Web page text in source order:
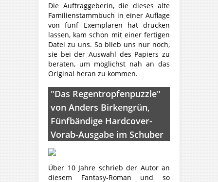
Die Auftraggeberin, die dieses alte
Familienstammbuch in einer Auflage
von fünf Exemplaren hat drucken
lassen, kam schon mit einer fertigen
Datei zu uns. So blieb uns nur noch,
sie bei der Auswahl des Papiers zu
beraten, um möglichst nah an das
Original heran zu kommen.
"Das Regentropfenpuzzle"
von Anders Birkengrün,
Fünfbändige Hardcover-
Vorab-Ausgabe im Schuber
Über 10 Jahre schrieb der Autor an
diesem Fantasy-Roman und so